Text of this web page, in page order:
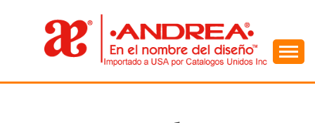
ANDREA